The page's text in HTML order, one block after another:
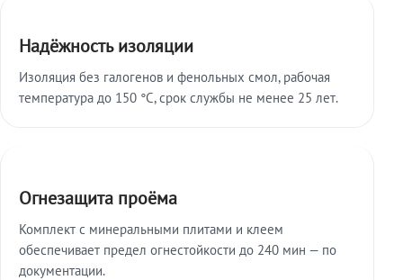
Надёжность изоляции
Изоляция без галогенов и фенольных смол, рабочая
температура до 150 °C, срок службы не менее 25 лет.
Огнезащита проёма
Комплект с минеральными плитами и клеем
обеспечивает предел огнестойкости до 240 мин — по
документации.